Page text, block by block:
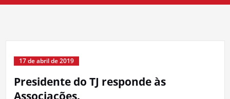
17 de abril de 2019
Presidente do TJ responde às
Associações.